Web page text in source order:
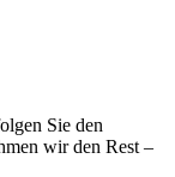
Sie den
wir den Rest –